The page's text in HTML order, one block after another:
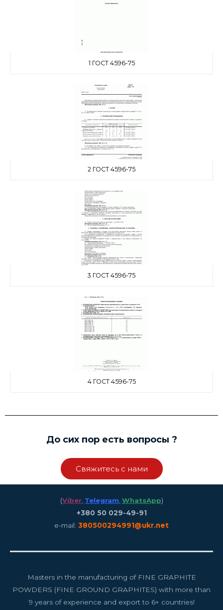
1 ГОСТ 4596-75
2 ГОСТ 4596-75
3 ГОСТ 4596-75
4 ГОСТ 4596-75
До сих пор есть вопросы ?
Свяжитесь с нами
(Viber, Telegram WhatsApp)
+380 50 029-49-91
e-mail: 380500294991@ukr.net
Masters in the manufacturing of FINE GRAPHITE
POWDERS (FINE GROUND GRAPHITES) with more than
9 years of experience and export to 6+ countries!